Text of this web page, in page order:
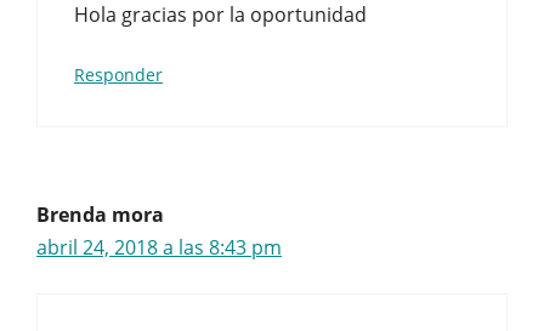
Hola gracias por la oportunidad
Responder
Brenda mora
abril 24, 2018 a las 8:43 pm